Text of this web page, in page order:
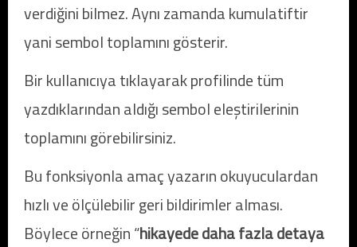
verdiğini bilmez. Aynı zamanda kumulatiftir
yani sembol toplamını gösterir.
Bir kullanıcıya tıklayarak profilinde tüm
yazdıklarından aldığı sembol eleştirilerinin
toplamını görebilirsiniz.
Bu fonksiyonla amaç yazarın okuyuculardan
hızlı ve ölçülebilir geri bildirimler alması.
Böylece örneğin “hikayede daha fazla detaya